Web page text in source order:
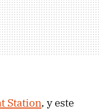
Station, y este